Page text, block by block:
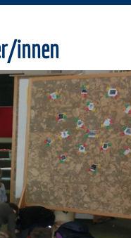
innen